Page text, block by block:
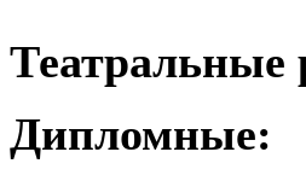
Театральные
Дипломные: